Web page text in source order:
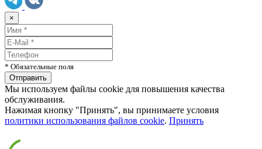
×
* Обязательные поля
Мы используем файлы cookie для повышения качества
обслуживания.
Нажимая кнопку "Принять", вы принимаете условия
политики использования файлов cookie. Принять